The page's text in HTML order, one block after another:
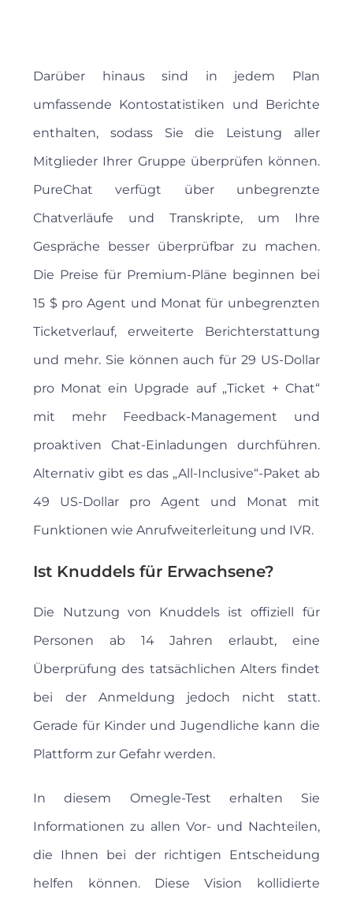
Darüber hinaus sind in jedem Plan
umfassende Kontostatistiken und Berichte
enthalten, sodass Sie die Leistung aller
Mitglieder Ihrer Gruppe überprüfen können.
PureChat verfügt über unbegrenzte
Chatverläufe und Transkripte, um Ihre
Gespräche besser überprüfbar zu machen.
Die Preise für Premium-Pläne beginnen bei
15 $ pro Agent und Monat für unbegrenzten
Ticketverlauf, erweiterte Berichterstattung
und mehr. Sie können auch für 29 US-Dollar
pro Monat ein Upgrade auf „Ticket + Chat“
mit mehr Feedback-Management und
proaktiven Chat-Einladungen durchführen.
Alternativ gibt es das „All-Inclusive“-Paket ab
49 US-Dollar pro Agent und Monat mit
Funktionen wie Anrufweiterleitung und IVR.
Ist Knuddels für Erwachsene?
Die Nutzung von Knuddels ist offiziell für
Personen ab 14 Jahren erlaubt, eine
Überprüfung des tatsächlichen Alters findet
bei der Anmeldung jedoch nicht statt.
Gerade für Kinder und Jugendliche kann die
Plattform zur Gefahr werden.
In diesem Omegle-Test erhalten Sie
Informationen zu allen Vor- und Nachteilen,
die Ihnen bei der richtigen Entscheidung
helfen können. Diese Vision kollidierte